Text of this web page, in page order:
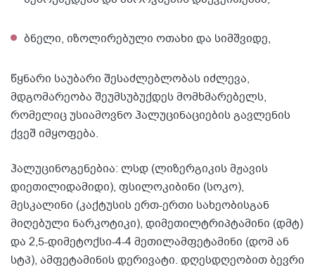
ბნელი, იზოლირებული ოთახი და სიმშვიდე,
წყნარი საუბარი შესაძლებლობას იძლევა,
მდგომარეობა შეუმსუბუქდეს მომხმარებელს,
რომელიც უსიამოვნო ჰალუცინაციების გავლენის
ქვეშ იმყოფება.
ჰალუცინოგენებია: ლსდ (ლიზერგიკის მჟავის
დიეთილიდამიდი), ფსილოკიბინი (სოკო),
მესკალინი (კაქტუსის ერთ-ერთი სახეობისგან
მიღებული ნარკოტიკი), დიმეთილტრიპტამინი (დმტ)
და 2,5-დიმეტოქსი-4-4 მეთილამფეტამინი (დომ ან
სტპ), ამფეტამინის დერივატი. დღესდღეობით ბევრი